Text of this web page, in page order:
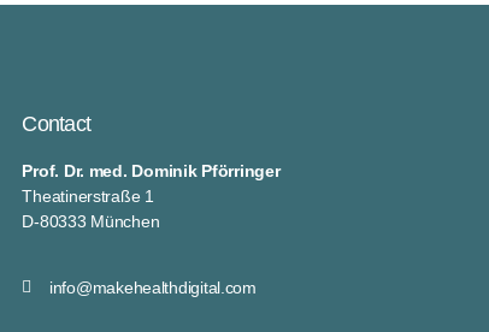
Contact
Prof. Dr. med. Dominik Pförringer
Theatinerstraße 1
D-80333 München
info@makehealthdigital.com